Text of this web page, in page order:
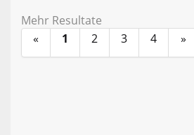
Mehr Resultate
«
1 2 3 4 »